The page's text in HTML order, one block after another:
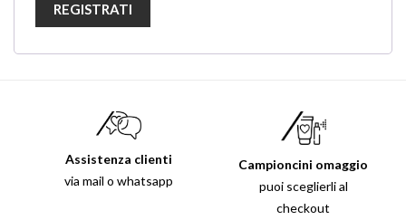
REGISTRATI
Assistenza clienti
via mail o whatsapp
Campioncini omaggio
puoi sceglierli al
checkout